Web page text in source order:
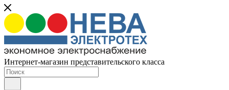
Интернет-магазин представительского класса